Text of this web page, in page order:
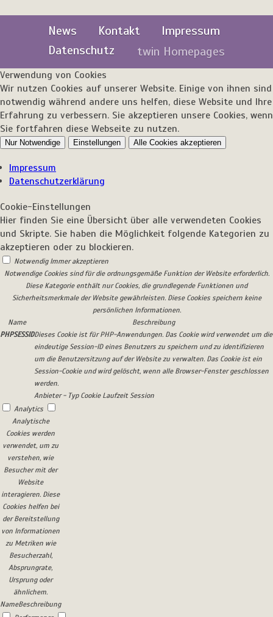
News Kontakt
Impressum
Datenschutz
twin Homepages
Verwendung von Cookies
Wir nutzen Cookies auf unserer Website. Einige von ihnen sind
notwendig während andere uns helfen, diese Website und Ihre
Erfahrung zu verbessern. Sie akzeptieren unsere Cookies, wenn
Sie fortfahren diese Webseite zu nutzen.
Nur Notwendige Einstellungen Alle Cookies akzeptieren
Impressum
Datenschutzerklärung
Cookie-Einstellungen
Hier finden Sie eine Übersicht über alle verwendeten Cookies
und Skripte. Sie haben die Möglichkeit folgende Kategorien zu
akzeptieren oder zu blockieren.
Notwendig Immer akzeptieren
Notwendige Cookies sind für die ordnungsgemäße Funktion der Website erforderlich.
Diese Kategorie enthält nur Cookies, die grundlegende Funktionen und
Sicherheitsmerkmale der Website gewährleisten. Diese Cookies speichern keine
persönlichen Informationen.
Name
Beschreibung
PHPSESSIDDieses Cookie ist für PHP-Anwendungen. Das Cookie wird verwendet um die
eindeutige Session-ID eines Benutzers zu speichern und zu identifizieren
um die Benutzersitzung auf der Website zu verwalten. Das Cookie ist ein
Session-Cookie und wird gelöscht, wenn alle Browser-Fenster geschlossen
werden.
Anbieter - Typ Cookie Laufzeit Session
Analytics
Analytische
Cookies werden
verwendet, um zu
verstehen, wie
Besucher mit der
Website
interagieren. Diese
Cookies helfen bei
der Bereitstellung
von Informationen
zu Metriken wie
Besucherzahl,
Absprungrate,
Ursprung oder
ähnlichem.
NameBeschreibung